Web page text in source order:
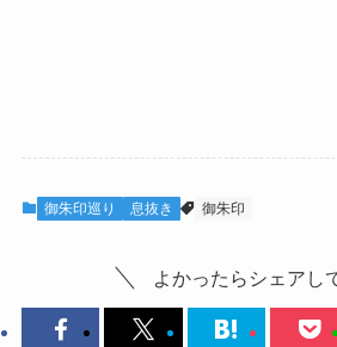
御朱印巡り 息抜き 御朱印
よかったらシェアし